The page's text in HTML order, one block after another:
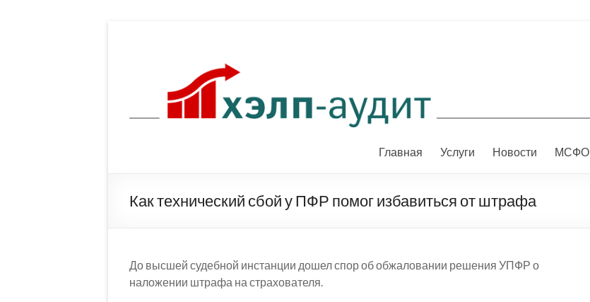
Главная Услуги Новости МСФО
Как технический сбой у ПФР помог избавиться от штрафа
До высшей судебной инстанции дошел спор об обжаловании решения УПФР о
наложении штрафа на страхователя.